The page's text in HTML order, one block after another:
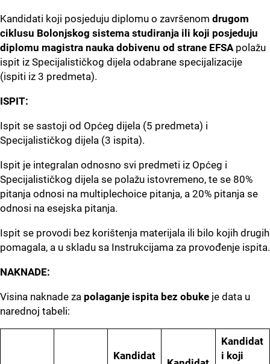
Kandidati koji posjeduju diplomu o završenom drugom
ciklusu Bolonjskog sistema studiranja ili koji posjeduju
diplomu magistra nauka dobivenu od strane EFSA polažu
ispit iz Specijalističkog dijela odabrane specijalizacije
(ispiti iz 3 predmeta).
ISPIT:
Ispit se sastoji od Općeg dijela (5 predmeta) i
Specijalističkog dijela (3 ispita).
Ispit je integralan odnosno svi predmeti iz Općeg i
Specijalističkog dijela se polažu istovremeno, te se 80%
pitanja odnosi na multiplechoice pitanja, a 20% pitanja se
odnosi na esejska pitanja.
Ispit se provodi bez korištenja materijala ili bilo kojih drugih
pomagala, a u skladu sa Instrukcijama za provođenje ispita.
NAKNADE:
Visina naknade za polaganje ispita bez obuke je data u
narednoj tabeli:
Kandidat
Kandidat
i koji